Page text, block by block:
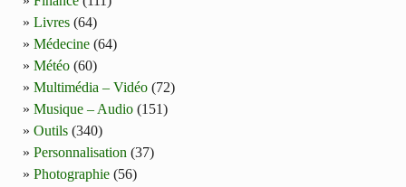
Livres (64)
Médecine (64)
Météo (60)
Multimédia – Vidéo (72)
Musique – Audio (151)
Outils (340)
Personnalisation (37)
Photographie (56)